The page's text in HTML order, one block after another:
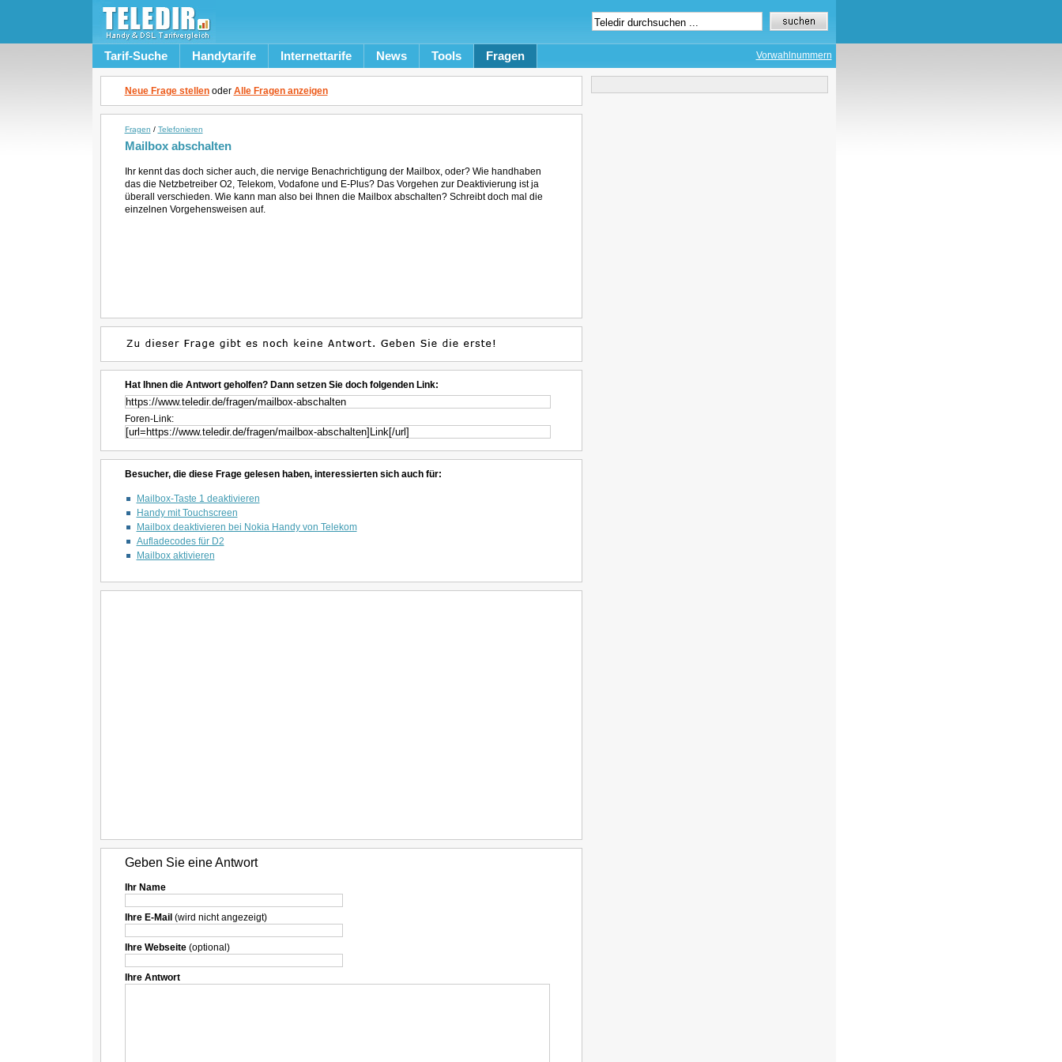
Tarif-Suche Handytarife Internettarife News Tools Fragen Vorwahlnummern
Neue Frage stellenoder Alle Fragen anzeigen
Fragen / Telefonieren
Mailbox abschalten
Ihr kennt das doch sicher auch, die nervige Benachrichtigung der Mailbox, oder? Wie handhaben
das die Netzbetreiber O2, Telekom, Vodafone und E-Plus? Das Vorgehen zur Deaktivierung ist ja
überall verschieden. Wie kann man also bei Ihnen die Mailbox abschalten? Schreibt doch mal die
einzelnen Vorgehensweisen auf.
Hat Ihnen die Antwort geholfen? Dann setzen Sie doch folgenden Link:
Foren-Link:
Besucher, die diese Frage gelesen haben, interessierten sich auch für:
Mailbox-Taste 1 deaktivieren
Handy mit Touchscreen
Mailbox deaktivieren bei Nokia Handy von Telekom
Aufladecodes für D2
Mailbox aktivieren
Geben Sie eine Antwort
Ihr Name
Ihre E-Mail (wird nicht angezeigt)
Ihre Webseite(optional)
Ihre Antwort